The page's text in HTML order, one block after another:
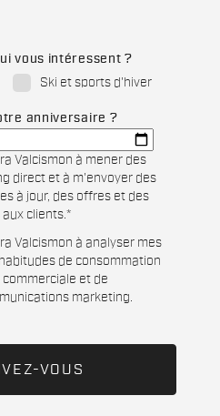
vous intéressent ?
Ski et sports d'hiver
anniversaire ?
Valcismon à mener des
direct et à m'envoyer des
à jour, des offres et des
clients.*
Valcismon à analyser mes
de consommation
et de
marketing.